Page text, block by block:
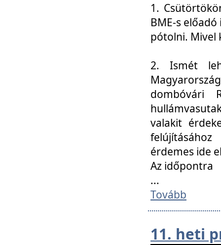
1.
BME-s
pótolni. Mivel
2. Ismét
dombóvári
valakit
érdemes ide
Az időpontra
...
Tovább
11. heti